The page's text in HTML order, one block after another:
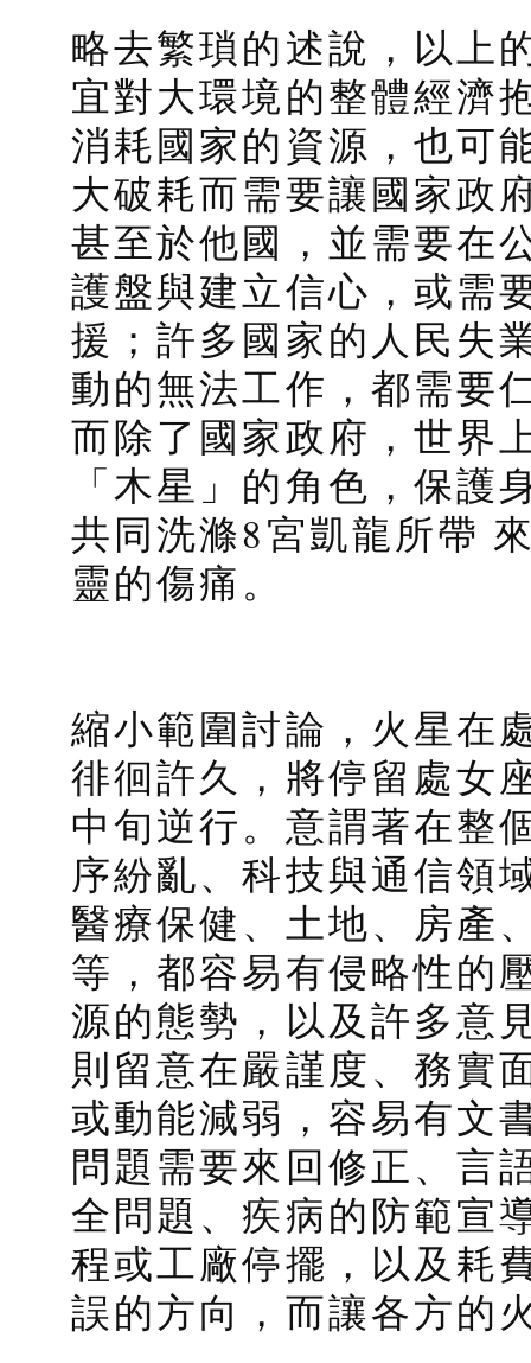
略去繁瑣的述說，以上
宜對大環境的整體經濟
消耗國家的資源，也可
大破耗而需要讓國家政
甚至於他國，並需要在
護盤與建立信心，或需
援；許多國家的人民失
動的無法工作，都需要
而除了國家政府，世界
「木星」的角色，保
共同洗滌8宮凱龍所帶
靈的傷痛。
縮小範圍討論，火星在
徘徊許久，將停留處女
中旬逆行。意謂著在整
序紛亂、科技與通信領
醫療保健、土地、房產
等，都容易有侵略性的
源的態勢，以及許多意
則留意在嚴謹度、務實
或動能減弱，容易有文
問題需要來回修正、言
全問題、疾病的防範宣
程或工廠停擺，以及耗
誤的方向，而讓各方的